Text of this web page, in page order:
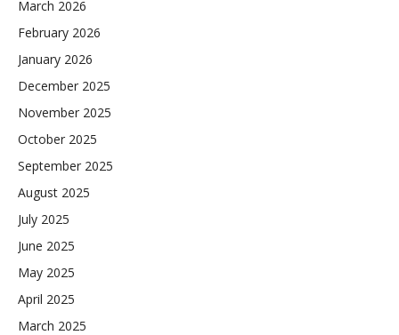
March 2026
February 2026
January 2026
December 2025
November 2025
October 2025
September 2025
August 2025
July 2025
June 2025
May 2025
April 2025
March 2025